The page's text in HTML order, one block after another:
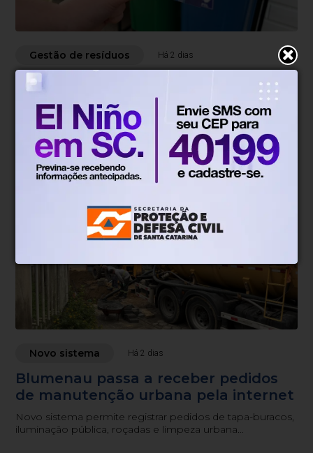
Gestão de resíduos Há 2 dias
Fiscais do Samae iniciam campanha
para orientar grandes geradores de
resíduos em Blumenau
Campanha começa na próxima segunda-feira (10) e
busca orientar comerciantes e prestadores de serviços
sobre as obrigações previstas na legislação municipal.
Novo sistema Há 2 dias
Blumenau passa a receber pedidos
de manutenção urbana pela internet
Novo sistema permite registrar pedidos de tapa-buracos,
iluminação pública, roçadas e limpeza urbana